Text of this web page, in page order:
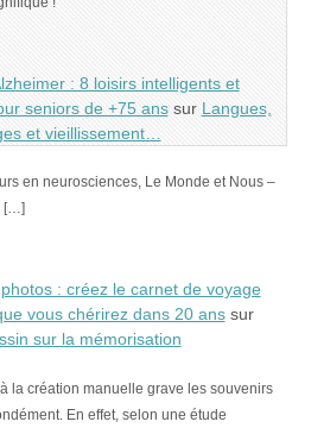
: 8 loisirs intelligents et
seniors de +75 anssur Langues,
et vieillissement…
en neurosciences, Le Monde et Nous –
[…]
: créez le carnet de voyage
vous chérirez dans 20 anssur
sur la mémorisation
la création manuelle grave les souvenirs
En effet, selon une étude